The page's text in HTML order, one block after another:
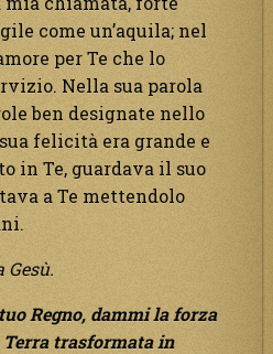
come un’aquila; nel
per Te che lo
Nella sua parola
ben designate nello
felicità era grande e
in Te, guardava il suo
a Te mettendolo
Regno, dammi la forza
trasformata in